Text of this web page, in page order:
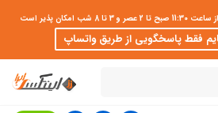
پذیر است
فقط پاسخگویی از طریق واتساپ